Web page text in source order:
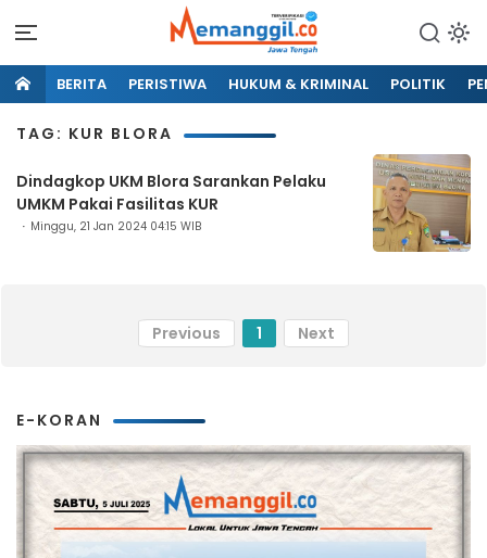
BERITA PERISTIWA HUKUM & KRIMINAL POLITIK
TAG: KUR BLORA
Dindagkop UKM Blora Sarankan Pelaku
UMKM Pakai Fasilitas KUR
Minggu, 21 Jan 2024 04:15 WIB
Previous 1 Next
E-KORAN